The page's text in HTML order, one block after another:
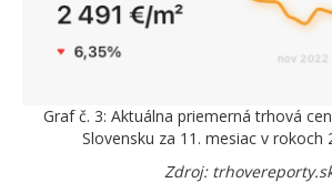
Graf č. 3: Aktuálna priemerná trhová
Slovensku za 11. mesiac v rokoch
Zdroj: